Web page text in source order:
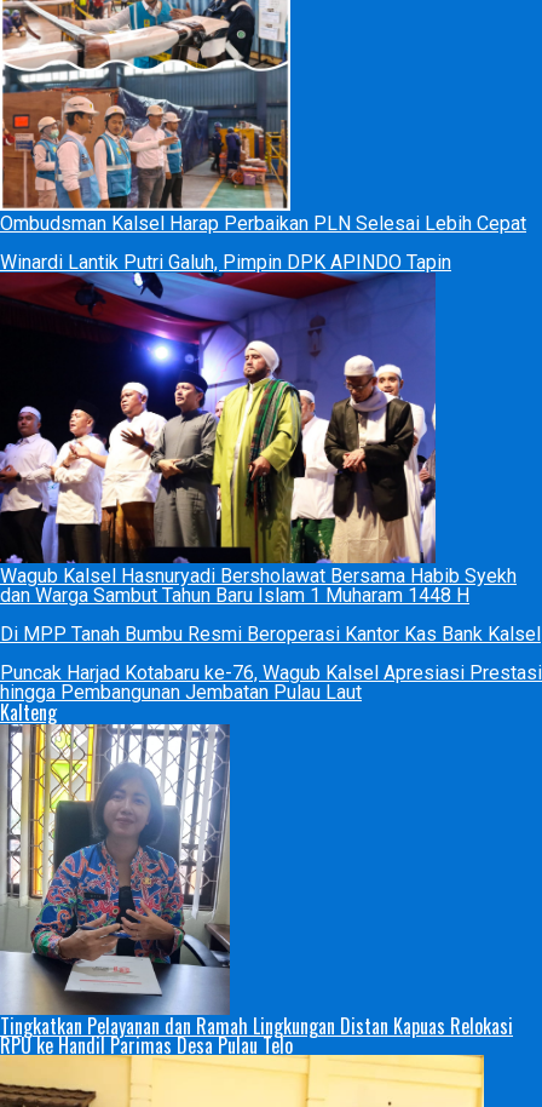
Ombudsman Kalsel Harap Perbaikan PLN Selesai Lebih Cepat
Winardi Lantik Putri Galuh, Pimpin DPK APINDO Tapin
Wagub Kalsel Hasnuryadi Bersholawat Bersama Habib Syekh
dan Warga Sambut Tahun Baru Islam 1 Muharam 1448 H
Di MPP Tanah Bumbu Resmi Beroperasi Kantor Kas Bank Kalsel
Puncak Harjad Kotabaru ke-76, Wagub Kalsel Apresiasi Prestasi
hingga Pembangunan Jembatan Pulau Laut
Kalteng
Tingkatkan Pelayanan dan Ramah Lingkungan Distan Kapuas Relokasi
RPU ke Handil Parimas Desa Pulau Telo